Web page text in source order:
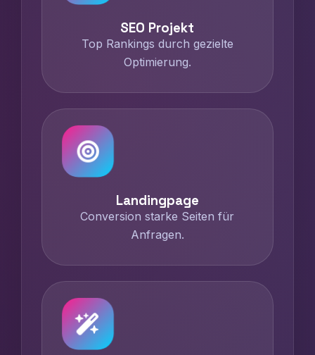
SEO Projekt
Top Rankings durch gezielte
Optimierung.
Landingpage
Conversion starke Seiten für
Anfragen.